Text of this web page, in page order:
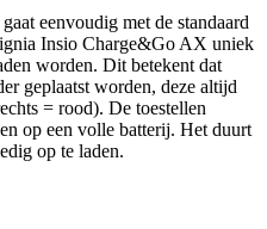
eenvoudig met de standaard
Insio Charge&Go AX uniek
worden. Dit betekent dat
geplaatst worden, deze altijd
= rood). De toestellen
op een volle batterij. Het duurt
op te laden.